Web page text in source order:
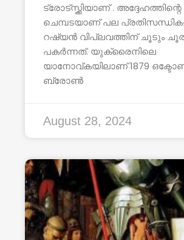
ട്രോട്സ്ക്കിയാണ് .
ചെമ്പടയാണ് പല
റഷ്യൻ വിപ്ലവത്തിന് ചൂടും
പകർന്നത്. യുക്രൈനിലെ
യാനോവ്കയിലാണ് 1879
ബ്രോൺ
August 28, 2024